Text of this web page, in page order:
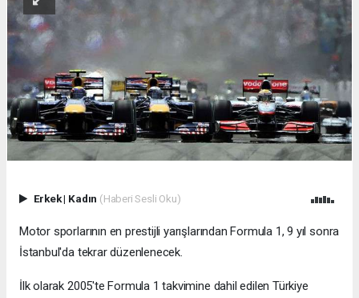
Erkek| Kadın (Haberi Sesli Oku)
Motor sporlarının en prestijli yarışlarından Formula 1, 9 yıl sonra
İstanbul'da tekrar düzenlenecek.
İlk olarak 2005'te Formula 1 takvimine dahil edilen Türkiye